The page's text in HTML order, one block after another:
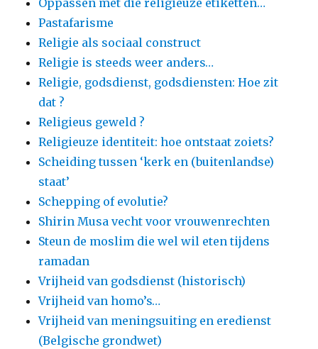
Oppassen met die religieuze etiketten…
Pastafarisme
Religie als sociaal construct
Religie is steeds weer anders…
Religie, godsdienst, godsdiensten: Hoe zit
dat ?
Religieus geweld ?
Religieuze identiteit: hoe ontstaat zoiets?
Scheiding tussen ‘kerk en (buitenlandse)
staat’
Schepping of evolutie?
Shirin Musa vecht voor vrouwenrechten
Steun de moslim die wel wil eten tijdens
ramadan
Vrijheid van godsdienst (historisch)
Vrijheid van homo’s…
Vrijheid van meningsuiting en eredienst
(Belgische grondwet)